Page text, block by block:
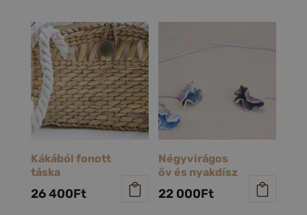
Kákából fonott
táska
26 400Ft
Négyvirágos
öv és nyakdísz
22 000Ft